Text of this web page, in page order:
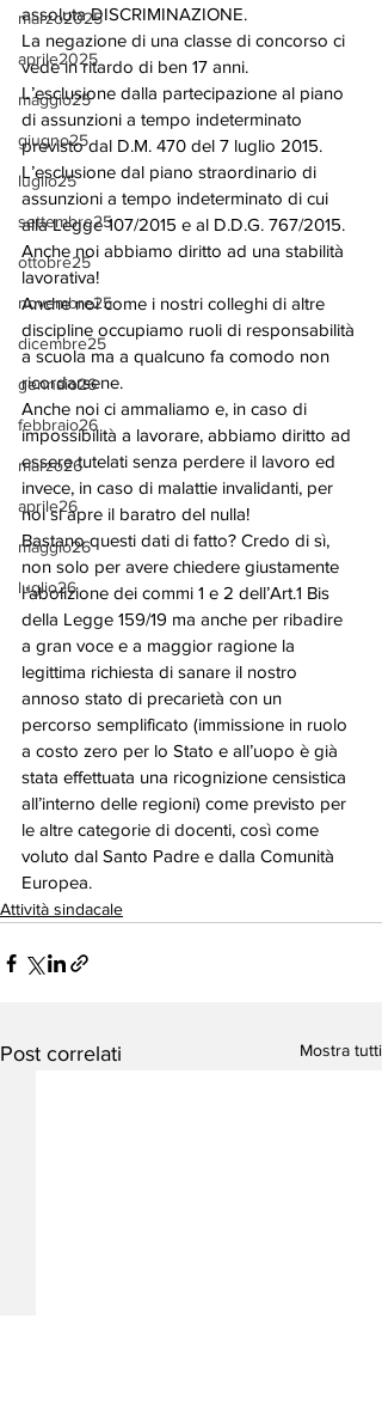
marzo2025
aprile2025
maggio25
giugno25
luglio25
settembre25
ottobre25
novembre25
dicembre25
gennaio26
febbraio26
marzo26
aprile26
maggio26
luglio26
assoluta DISCRIMINAZIONE.
La negazione di una classe di concorso ci
vede in ritardo di ben 17 anni.
L’esclusione dalla partecipazione al piano
di assunzioni a tempo indeterminato
previsto dal D.M. 470 del 7 luglio 2015.
L’esclusione dal piano straordinario di
assunzioni a tempo indeterminato di cui
alla Legge 107/2015 e al D.D.G. 767/2015.
Anche noi abbiamo diritto ad una stabilità
lavorativa!
Anche noi come i nostri colleghi di altre
discipline occupiamo ruoli di responsabilità
a scuola ma a qualcuno fa comodo non
ricordarsene.
Anche noi ci ammaliamo e, in caso di
impossibilità a lavorare, abbiamo diritto ad
essere tutelati senza perdere il lavoro ed
invece, in caso di malattie invalidanti, per
noi si apre il baratro del nulla!
Bastano questi dati di fatto? Credo di sì,
non solo per avere chiedere giustamente
l’abolizione dei commi 1 e 2 dell’Art.1 Bis
della Legge 159/19 ma anche per ribadire
a gran voce e a maggior ragione la
legittima richiesta di sanare il nostro
annoso stato di precarietà con un
percorso semplificato (immissione in ruolo
a costo zero per lo Stato e all’uopo è già
stata effettuata una ricognizione censistica
all’interno delle regioni) come previsto per
le altre categorie di docenti, così come
voluto dal Santo Padre e dalla Comunità
Europea.
Attività sindacale
Post correlati Mostra tutti